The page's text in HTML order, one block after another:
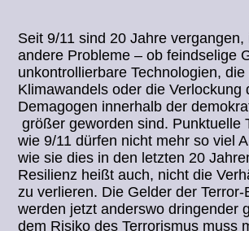
Seit 9/11 sind 20 Jahre vergangen,
andere Probleme – ob feindselige
unkontrollierbare Technologien,
Klimawandels oder die Verlockung
Demagogen innerhalb der
größer geworden sind. Punktuelle
wie 9/11 dürfen nicht mehr so viel
wie sie dies in den letzten 20
Resilienz heißt auch, nicht die
zu verlieren. Die Gelder der Terror-
werden jetzt anderswo dringender
dem Risiko des Terrorismus muss